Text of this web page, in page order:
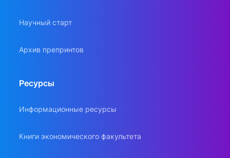
Научный старт
Архив препринтов
Ресурсы
Информационные ресурсы
Книги экономического факультета